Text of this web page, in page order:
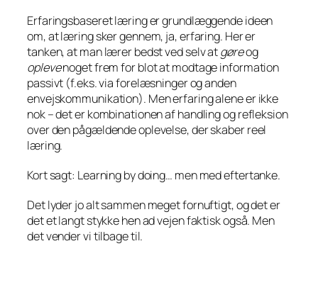
Erfaringsbaseret læring er grundlæggende ideen
om, at læring sker gennem, ja, erfaring. Her er
tanken, at man lærer bedst ved selv atgøreog
oplevenoget frem for blot at modtage information
passivt (f.eks. via forelæsninger og anden
envejskommunikation). Men erfaring alene er ikke
nok – det er kombinationen af handling og refleksion
over den pågældende oplevelse, der skaber reel
læring.
Kort sagt: Learning by doing… men med eftertanke.
Det lyder jo alt sammen meget fornuftigt, og det er
det et langt stykke hen ad vejen faktisk også. Men
det vender vi tilbage til.